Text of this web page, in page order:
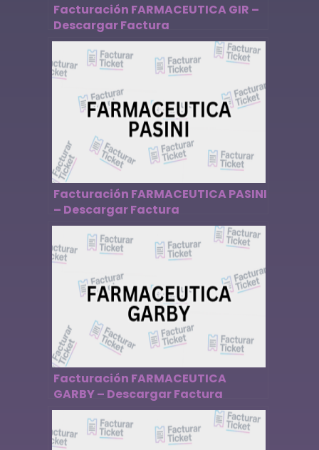
Facturación FARMACEUTICA GIR –
Descargar Factura
Facturación FARMACEUTICA PASINI
– Descargar Factura
Facturación FARMACEUTICA
GARBY – Descargar Factura